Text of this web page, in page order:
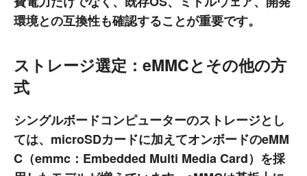
環境との互換性も確認することが重要です。
ストレージ選定：eMMCとその他の方
式
シングルボードコンピューターのストレージとし
ては、microSDカードに加えてオンボードのeMM
C（emmc：Embedded Multi Media Card）を採